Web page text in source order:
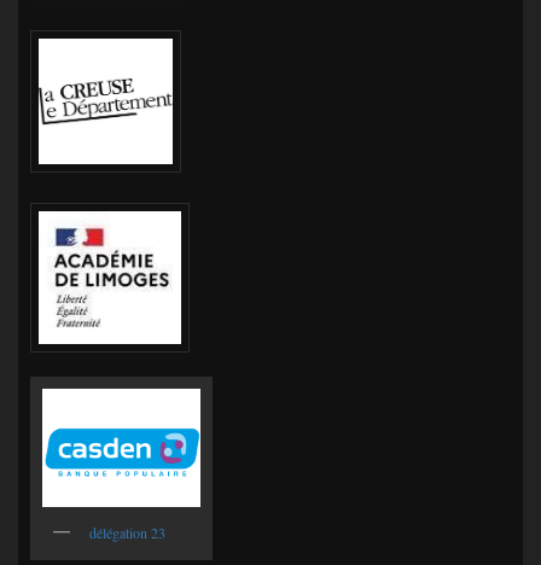
délégation 23